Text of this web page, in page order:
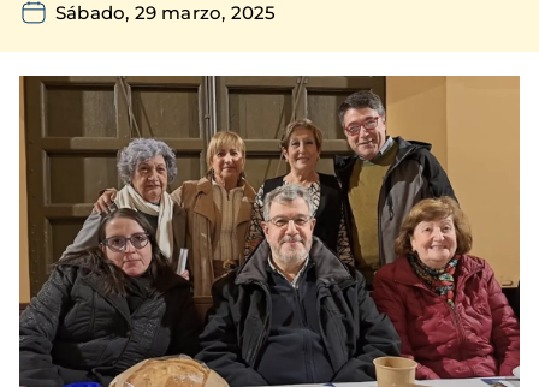
Sábado, 29 marzo, 2025